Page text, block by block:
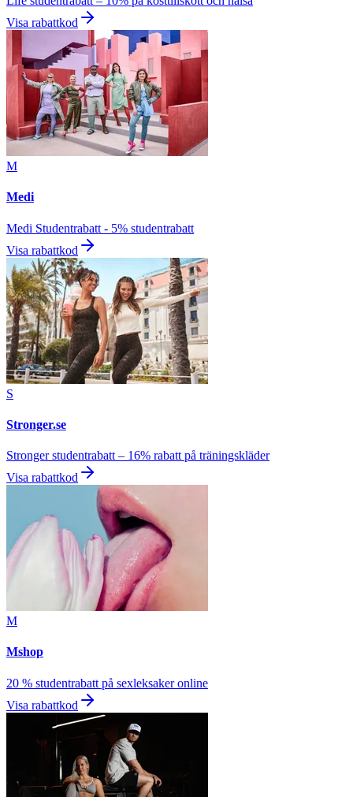
Visa rabattkod
M
Medi
Medi Studentrabatt - 5% studentrabatt
Visa rabattkod
S
Stronger.se
Stronger studentrabatt – 16% rabatt på träningskläder
Visa rabattkod
M
Mshop
20 % studentrabatt på sexleksaker online
Visa rabattkod